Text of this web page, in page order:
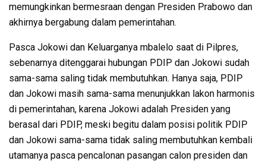
memungkinkan bermesraan dengan Presiden Prabowo dan
akhirnya bergabung dalam pemerintahan.
Pasca Jokowi dan Keluarganya mbalelo saat di Pilpres,
sebenarnya ditenggarai hubungan PDIP dan Jokowi sudah
sama-sama saling tidak membutuhkan. Hanya saja, PDIP
dan Jokowi masih sama-sama menunjukkan lakon harmonis
di pemerintahan, karena Jokowi adalah Presiden yang
berasal dari PDIP, meski begitu dalam posisi politik PDIP
dan Jokowi sama-sama tidak saling membutuhkan kembali
utamanya pasca pencalonan pasangan calon presiden dan